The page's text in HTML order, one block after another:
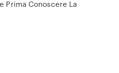
Prima Conoscere La